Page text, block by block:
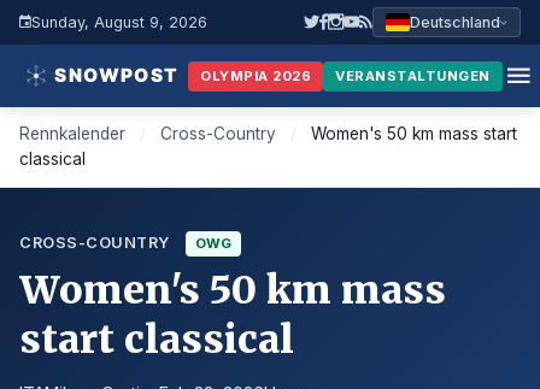
Sunday, August 9, 2026 Deutschland
OLYMPIA 2026 VERANSTALTUNGEN
Rennkalender / Cross-Country /
Women's 50 km mass start
classical
CROSS-COUNTRY OWG
Women's 50 km mass
start classical